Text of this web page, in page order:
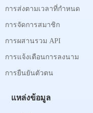
การส่งตามเวลาที่กำหนด
การจัดการสมาชิก
การผสานรวม API
การแจ้งเตือนการลงนาม
การยืนยันตัวตน
แหล่งข้อมูล